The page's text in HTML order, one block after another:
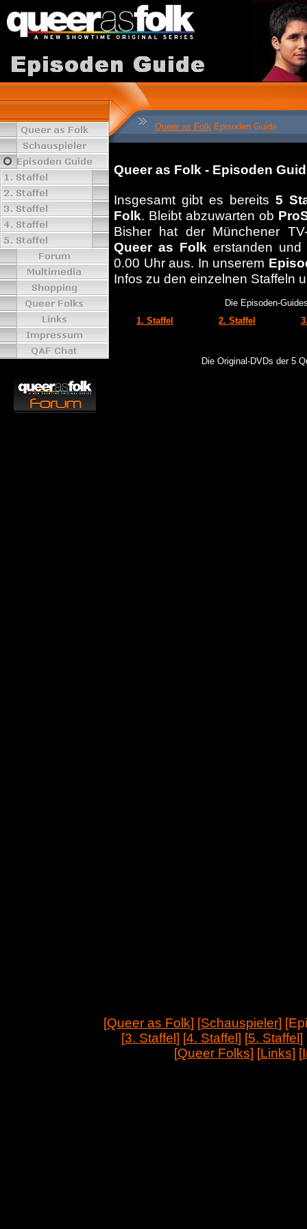
Queer as Folk Episoden Guide
Queer as Folk - Episoden
Insgesamt gibt es bereits 5
Folk. Bleibt abzuwarten ob
Bisher hat der Münchener
Queer as Folk erstanden
0.00 Uhr aus. In unserem
Infos zu den einzelnen Staffeln
Die Episoden-
1. Staffel
2. Staffel
Die Original-DVDs der 5
[Queer as Folk] [Schauspieler]
[3. Staffel ] [4. Staffel ] [5. Staffel ]
[Queer Folks] [Links] [